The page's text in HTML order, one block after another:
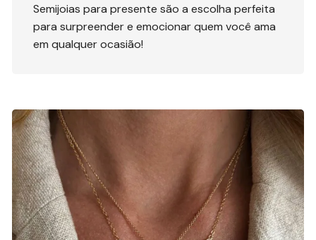
Semijoias para presente são a escolha perfeita
para surpreender e emocionar quem você ama
em qualquer ocasião!